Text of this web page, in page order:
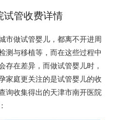
管收费详情
市做试管婴儿，都离不开进周
测与移植等，而在这些过程中
存在差异，而做试管婴儿时，
家庭更关注的是试管婴儿的收
询收集得出的天津市南开医院